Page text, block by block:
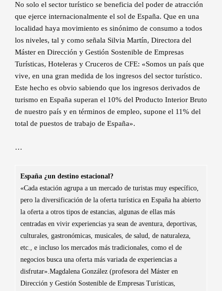
No solo el sector turístico se beneficia del poder de atracción
que ejerce internacionalmente el sol de España. Que en una
localidad haya movimiento es sinónimo de consumo a todos
los niveles, tal y como señala Silvia Martín, Directora del
Máster en Dirección y Gestión Sostenible de Empresas
Turísticas, Hoteleras y Cruceros de CFE: «Somos un país que
vive, en una gran medida de los ingresos del sector turístico.
Este hecho es obvio sabiendo que los ingresos derivados de
turismo en España superan el 10% del Producto Interior Bruto
de nuestro país y en términos de empleo, supone el 11% del
total de puestos de trabajo de España».
…
España ¿un destino estacional?
«Cada estación agrupa a un mercado de turistas muy específico,
pero la diversificación de la oferta turística en España ha abierto
la oferta a otros tipos de estancias, algunas de ellas más
centradas en vivir experiencias ya sean de aventura, deportivas,
culturales, gastronómicas, musicales, de salud, de naturaleza,
etc., e incluso los mercados más tradicionales, como el de
negocios busca una oferta más variada de experiencias a
disfrutar».Magdalena González (profesora del Máster en
Dirección y Gestión Sostenible de Empresas Turísticas,